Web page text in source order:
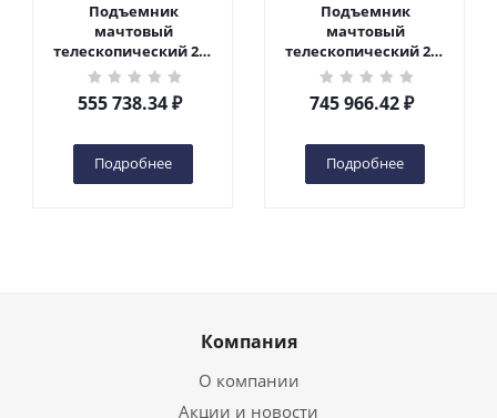
Подъемник
мачтовый
телескопический 200
кг 6 м TOR GTWY6-200S
DC 2-мачтовый
(автономный) (G) в
555 738.34₽
Подробнее
Подъемник
мачтовый
телескопический 200
кг 10 м TOR GTWY10-
200S DC 2-мачтовый
(автономный) (N) в
745 966.42₽
Подробнее
Компания
О компании
Акции и новости